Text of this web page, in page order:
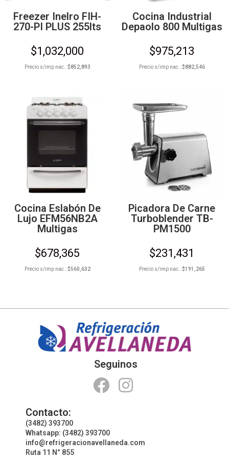
Freezer Inelro FIH-
270-PI PLUS 255lts
$1,032,000
Precio s/imp nac.:$852,893
Cocina Industrial
Depaolo 800 Multigas
$975,213
Precio s/imp nac.:$882,546
Cocina Eslabón De
Lujo EFM56NB2A
Multigas
$678,365
Precio s/imp nac.:$560,632
Picadora De Carne
Turboblender TB-
PM1500
$231,431
Precio s/imp nac.:$191,265
Seguinos
Contacto:
(3482) 393700
Whatsapp: (3482) 393700
info@refrigeracionavellaneda.com
Ruta 11 N° 855